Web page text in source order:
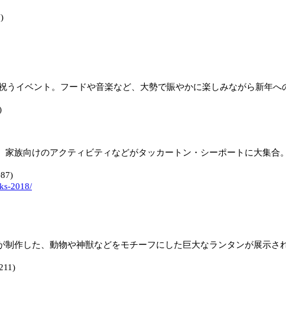
イベント。フードや音楽など、大勢で賑やかに楽しみながら新年へ
族向けのアクティビティなどがタッカートン・シーポートに大集合
2018/
作した、動物や神獣などをモチーフにした巨大なランタンが展示さ